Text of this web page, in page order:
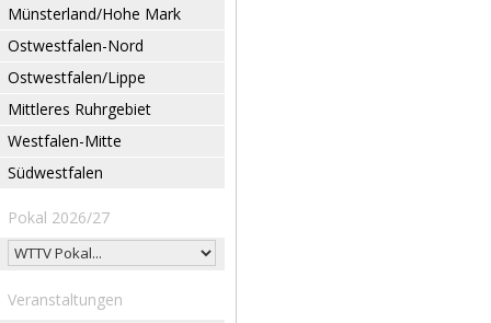
Münsterland/Hohe Mark
Ostwestfalen-Nord
Ostwestfalen/Lippe
Mittleres Ruhrgebiet
Westfalen-Mitte
Südwestfalen
Pokal 2026/27
Veranstaltungen